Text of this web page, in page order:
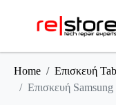
Home Επισκευή
Επισκευή